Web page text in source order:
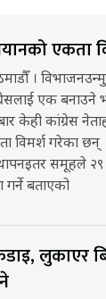
एकता
।
एक बनाउने
केही कांग्रेस
विमर्श गरेका छन्
समूहले २९
गर्ने बताएको
लुकाएर